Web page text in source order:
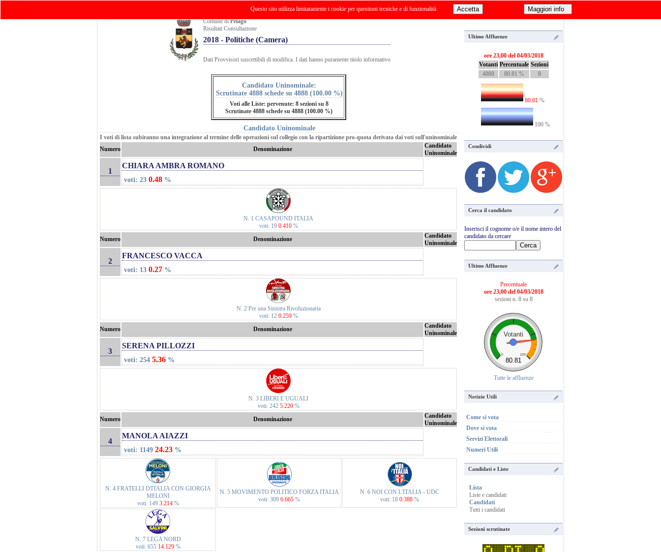
Informazioni Risultati Grafici Tema Opzioni by luciano apolito & roberto gigli
Comune diPelago
Risultati Consultazione
2018 - Politiche (Camera)
Dati Provvisori suscettibili di modifica. I dati hanno puramente titolo informativo
Candidato Uninominale:
Scrutinate 4888 schede su 4888 (100.00 %)
Voti alle Liste: pervenute: 8 sezioni su 8
Scrutinate 4888 schede su 4888 (100.00 %)
Candidato Uninominale
I voti di lista subiranno una integrazione al termine delle operazioni sul collegio con la ripartizione pro-quota derivata dai voti sull'uninominale
Numero
Denominazione
Candidato
Uninominale
1
CHIARA AMBRA ROMANO
voti: 23 0.48 %
N. 1 CASAPOUND ITALIA
voti: 19 0.410 %
Numero
Denominazione
Candidato
Uninominale
2
FRANCESCO VACCA
voti: 13 0.27 %
N. 2 Per una Sinistra Rivoluzionaria
voti: 12 0.259 %
Numero
Denominazione
Candidato
Uninominale
3
SERENA PILLOZZI
voti: 254 5.36 %
N. 3 LIBERI E UGUALI
voti: 242 5.220 %
Numero
Denominazione
Candidato
Uninominale
4
MANOLA AIAZZI
voti: 1149 24.23 %
N. 4 FRATELLI D'ITALIA CON GIORGIA
MELONI
voti: 149 3.214 %
N. 5 MOVIMENTO POLITICO FORZA ITALIA
voti: 309 6.665 %
N. 6 NOI CON L'ITALIA - UDC
voti: 18 0.388 %
N. 7 LEGA NORD
voti: 655 14.129 %
Ultime Affluenze
ore 23,00 del 04/03/2018
Votanti Percentuale Sezioni
4888
80.81 % 8
80.81 %
100 %
Condividi
Cerca il candidato
Inserisci il cognome o/e il nome intero del
candidato da cercare
Ultime Affluenze
Percentuale
ore 23,00 del 04/03/2018
sezioni n. 8 su 8
Votanti
0 100
80.81
Tutte le affluenze
Notizie Utili
Come si vota
Dove si vota
Servizi Elettorali
Numeri Utili
Candidati e Liste
Lista
Liste e candidati
Candidati
Tutti i candidati
Sezioni scrutinate
Questo sito utilizza limitatamente i cookie per questioni tecniche e di funzionalità